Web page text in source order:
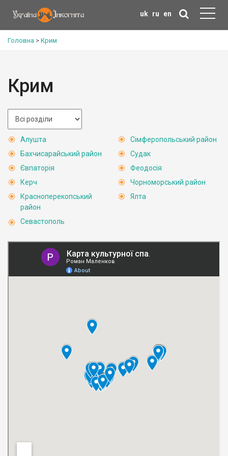
uk ru en
Головна > Крим
Крим
Алушта
Бахчисарайський район
Євпаторія
Керч
Красноперекопський
район
Севастополь
Сімферопольський район
Судак
Феодосія
Чорноморський район
Ялта